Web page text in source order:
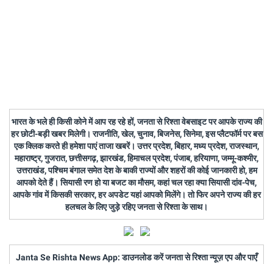
भारत के भले ही किसी कोने में आप रह रहे हों, जनता से रिश्ता वेबसाइट पर आपके राज्य की
हर छोटी-बड़ी खबर मिलेगी। राजनीति, खेल, चुनाव, बिजनेस, सिनेमा, इस प्लैटफॉर्म पर बस
एक क्लिक करते ही हमेशा पाएं ताजा खबरें। उत्तर प्रदेश, बिहार, मध्य प्रदेश, राजस्थान,
महाराष्ट्र, गुजरात, छत्तीसगढ़, झारखंड, हिमाचल प्रदेश, पंजाब, हरियाणा, जम्मू-कश्मीर,
उत्तराखंड, पश्चिम बंगाल समेत देश के बाकी राज्यों और शहरों की कोई जानकारी हो, हम
आपको देते हैं। सियासी रण हो या बजट का मौसम, कहां चल रहा क्या सियासी दांव-पेच,
आपके गांव में किसकी सरकार, हर अपडेट यहां आपको मिलेंगे। तो फिर अपने राज्य की हर
हलचल के लिए जुड़े रहिए जनता से रिश्ता के साथ।
Janta Se Rishta News App: डाउनलोड करें जनता से रिश्ता न्यूज़ एप और पाएँ